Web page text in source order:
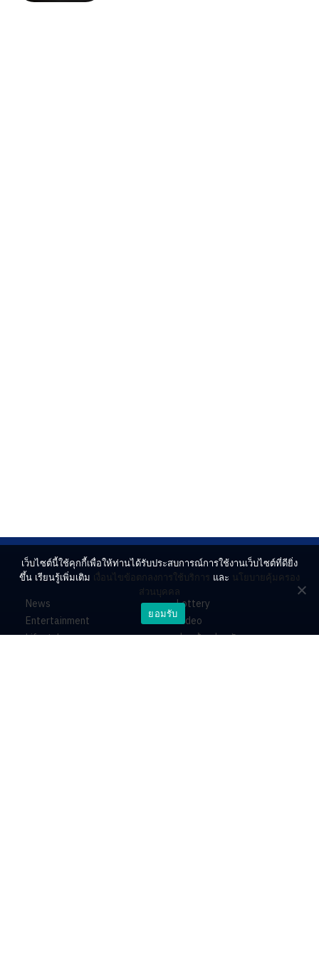
News
Entertainment
Lifestyle
Lottery
Video
ร่วมด้วยช่วยกัน
เว็บไซต์นี้ใช้คุกกี้เพื่อให้ท่านได้รับประสบการณ์การใช้งานเว็บไซต์ที่ดียิ่ง
ขึ้น เรียนรู้เพิ่มเติม เงื่อนไขข้อตกลงการใช้บริการ และ นโยบายคุ้มครอง
ส่วนบุคคล
ยอมรับ